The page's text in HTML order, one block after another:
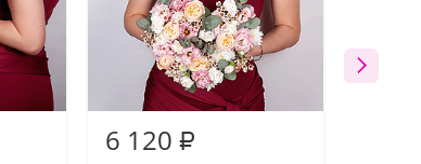
6 120 ₽